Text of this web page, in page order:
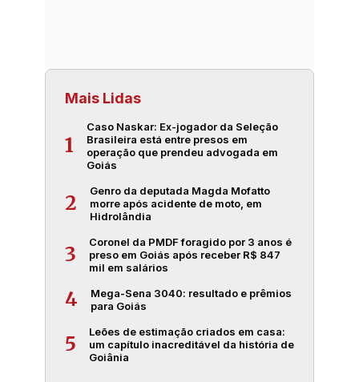
Mais Lidas
1
Caso Naskar: Ex-jogador da Seleção
Brasileira está entre presos em
operação que prendeu advogada em
Goiás
2
Genro da deputada Magda Mofatto
morre após acidente de moto, em
Hidrolândia
3
Coronel da PMDF foragido por 3 anos é
preso em Goiás após receber R$ 847
mil em salários
4
Mega-Sena 3040: resultado e prêmios
para Goiás
5
Leões de estimação criados em casa:
um capítulo inacreditável da história de
Goiânia